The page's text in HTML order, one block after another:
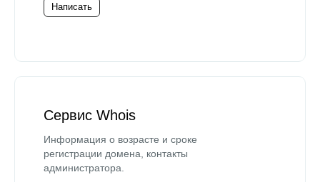
Написать
Сервис Whois
Информация о возрасте и сроке
регистрации домена, контакты
администратора.